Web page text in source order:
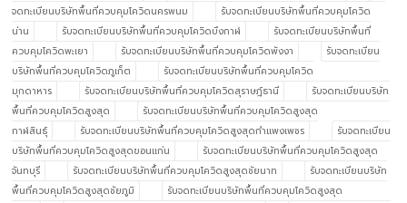
จดทะเบียนบริษัทพื้นที่ควบคุมโควิดนครพนม
รับจดทะเบียนบริษัทพื้นที่ควบคุมโควิด
น่าน
รับจดทะเบียนบริษัทพื้นที่ควบคุมโควิดบึงกาฬ
รับจดทะเบียนบริษัทพื้นที่
ควบคุมโควิดพะเยา
รับจดทะเบียนบริษัทพื้นที่ควบคุมโควิดพังงา
รับจดทะเบียน
บริษัทพื้นที่ควบคุมโควิดภูเก็ต
รับจดทะเบียนบริษัทพื้นที่ควบคุมโควิด
มุกดาหาร
รับจดทะเบียนบริษัทพื้นที่ควบคุมโควิดสุราษฎ์ธานี
รับจดทะเบียนบริษัท
พื้นที่ควบคุมโควิดสูงสุด
รับจดทะเบียนบริษัทพื้นที่ควบคุมโควิดสูงสุด
กาฬสินธุ์
รับจดทะเบียนบริษัทพื้นที่ควบคุมโควิดสูงสุดกำแพงเพชร
รับจดทะเบียน
บริษัทพื้นที่ควบคุมโควิดสูงสุดขอนแก่น
รับจดทะเบียนบริษัทพื้นที่ควบคุมโควิดสูงสุด
จันทบุรี
รับจดทะเบียนบริษัทพื้นที่ควบคุมโควิดสูงสุดชัยนาท
รับจดทะเบียนบริษัท
พื้นที่ควบคุมโควิดสูงสุดชัยภูมิ
รับจดทะเบียนบริษัทพื้นที่ควบคุมโควิดสูงสุด